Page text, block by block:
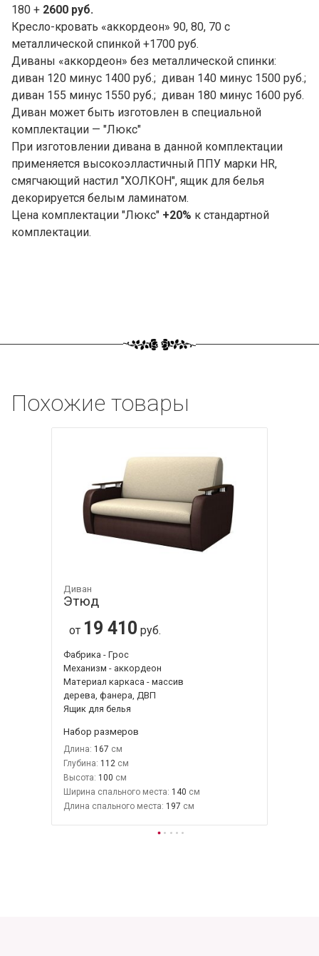
180 + 2600 руб.
Кресло-кровать «аккордеон» 90, 80, 70 с
металлической спинкой +1700 руб.
Диваны «аккордеон» без металлической спинки:
диван 120 минус 1400 руб.; диван 140 минус 1500 руб.;
диван 155 минус 1550 руб.; диван 180 минус 1600 руб.
Диван может быть изготовлен в специальной
комплектации — "Люкс"
При изготовлении дивана в данной комплектации
применяется высокоэлластичный ППУ марки HR,
смягчающий настил "ХОЛКОН", ящик для белья
декорируется белым ламинатом.
Цена комплектации "Люкс" +20% к стандартной
комплектации.
Похожие товары
Диван
Этюд
от 19 410 руб.
Фабрика - Грос
Механизм - аккордеон
Материал каркаса - массив
дерева, фанера, ДВП
Ящик для белья
Набор размеров
Длина: 167
Глубина: 112
Высота: 100
Ширина спального места: 140
Длина спального места: 197